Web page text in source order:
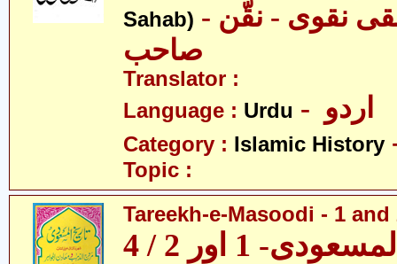
Sahab) - علامہ علی نقی نقوی - نقّن
صاحب
Translator :
Language : Urdu
Category : Islamic History
Topic :
Tareekh-e-Masoodi - 1 and
1 اور 2 / 4